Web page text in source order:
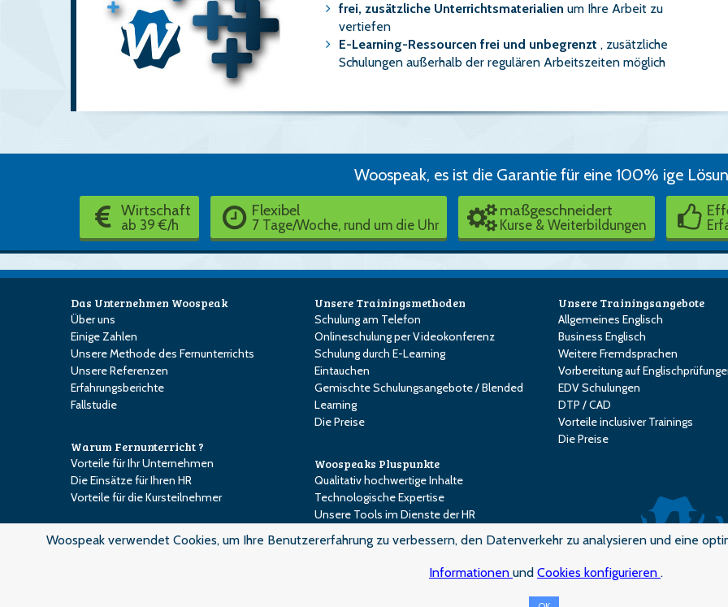
frei, zusätzliche Unterrichtsmaterialien um Ihre Arbeit zu
vertiefen
E-Learning-Ressourcen frei und unbegrenzt , zusätzliche
Schulungen außerhalb der regulären Arbeitszeiten möglich
Woospeak, es ist die Garantie für eine 100% ige
Wirtschaft
ab 39 €/h
Flexibel
7 Tage/Woche, rund um die Uhr
maßgeschneidert
Kurse & Weiterbildungen
Das Unternehmen Woospeak
Über uns
Einige Zahlen
Unsere Methode des Fernunterrichts
Unsere Referenzen
Erfahrungsberichte
Fallstudie
Warum Fernunterricht ?
Vorteile für Ihr Unternehmen
Die Einsätze für Ihren HR
Vorteile für die Kursteilnehmer
Unsere Trainingsmethoden
Schulung am Telefon
Onlineschulung per Videokonferenz
Schulung durch E-Learning
Eintauchen
Gemischte Schulungsangebote / Blended
Learning
Die Preise
Woospeaks Pluspunkte
Qualitativ hochwertige Inhalte
Technologische Expertise
Unsere Tools im Dienste der HR
Ein Follow-up des Kursteilnehmers
Das Expertise vom Trainer
Unsere Trainingsangebote
Allgemeines Englisch
Business Englisch
Weitere Fremdsprachen
Vorbereitung auf
EDV Schulungen
DTP / CAD
Vorteile inclusiver Trainings
Die Preise
Woospeak verwendet Cookies, um Ihre Benutzererfahrung zu verbessern, den Datenverkehr zu analysieren und eine
Informationen und Cookies konfigurieren .